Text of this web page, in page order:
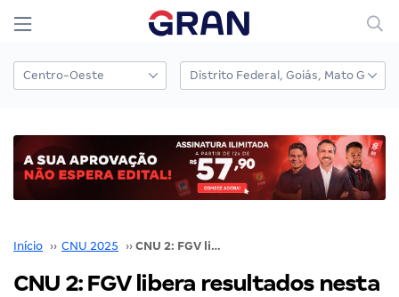
Início ›› CNU 2025 ›› CNU 2: FGV libera resultados nesta quarta-feira (18/2)!
CNU 2: FGV libera resultados nesta